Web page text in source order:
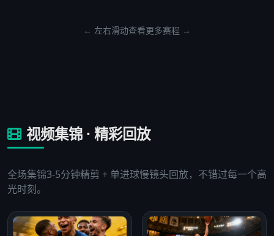
← 左右滑动查看更多赛程 →
视频集锦 · 精彩回放
全场集锦3-5分钟精剪 + 单进球慢镜头回放，不错过每一个高
光时刻。